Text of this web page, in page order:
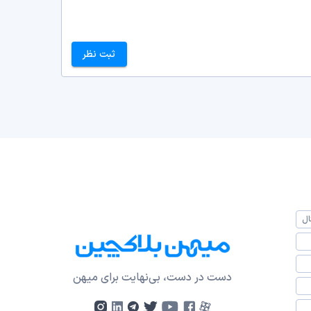
ثبت نظر
دست در دست، بی‌نهایت برای میهن